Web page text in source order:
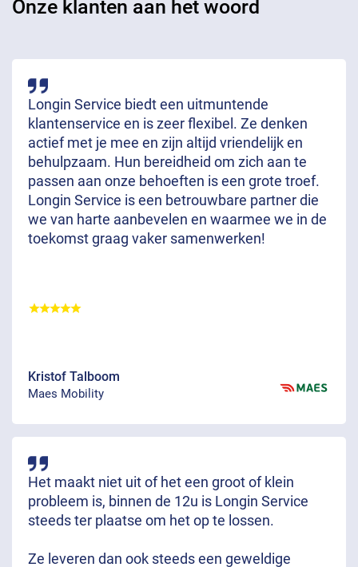
Onze klanten aan het woord
Longin Service biedt een uitmuntende
klantenservice en is zeer flexibel. Ze denken
actief met je mee en zijn altijd vriendelijk en
behulpzaam. Hun bereidheid om zich aan te
passen aan onze behoeften is een grote troef.
Longin Service is een betrouwbare partner die
we van harte aanbevelen en waarmee we in de
toekomst graag vaker samenwerken!
Kristof Talboom
Maes Mobility
Het maakt niet uit of het een groot of klein
probleem is, binnen de 12u is Longin Service
steeds ter plaatse om het op te lossen.
Ze leveren dan ook steeds een geweldige